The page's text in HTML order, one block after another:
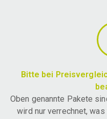
Bitte bei
Oben genannte Pakete
wird nur verrechnet,